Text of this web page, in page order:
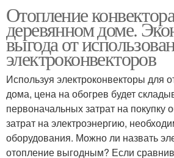
Отопление
деревянном доме.
выгода от
электроконвекторов
Используя электроконвекторы для
дома, цена на обогрев будет
первоначальных затрат на покупку
затрат на электроэнергию,
оборудования. Можно ли назвать
отопление выгодным? Если